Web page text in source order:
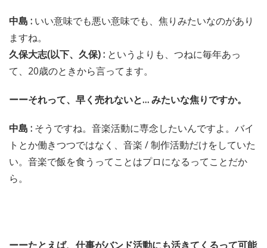
中島 : いい意味でも悪い意味でも、焦りみたいなのがあり
ますね。
久保大志(以下、久保) : というよりも、つねに毎年あっ
て、20歳のときから言ってます。
ーーそれって、早く売れないと… みたいな焦りですか。
中島 : そうですね。音楽活動に専念したいんですよ。バイ
トとか働きつつではなく、音楽 / 制作活動だけをしていた
い。音楽で飯を食うってことはプロになるってことだか
ら。
ーーたとえば、仕事がバンド活動にも活きてくるって可能